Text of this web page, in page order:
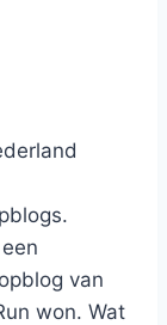
van
won. Wat